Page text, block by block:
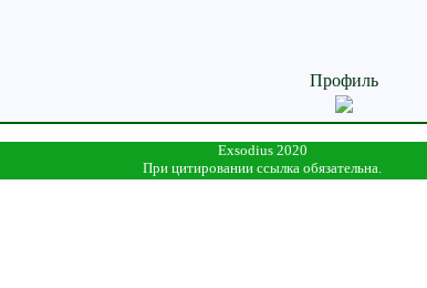
Профиль
Exsodius 2020
При цитировании ссылка обязательна.